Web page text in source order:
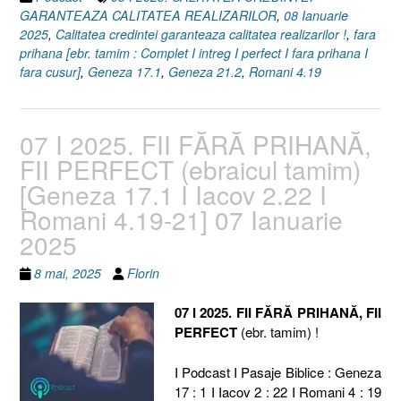
GARANTEAZA CALITATEA REALIZARILOR, 08 Ianuarie
2025, Calitatea credintei garanteaza calitatea realizarilor !, fara
prihana [ebr. tamim : Complet I intreg I perfect I fara prihana I
fara cusur], Geneza 17.1, Geneza 21.2, Romani 4.19
07 I 2025. FII FĂRĂ PRIHANĂ,
FII PERFECT (ebraicul tamim)
[Geneza 17.1 I Iacov 2.22 I
Romani 4.19-21] 07 Ianuarie
2025
8 mai, 2025 Florin
07 I 2025. FII FĂRĂ PRIHANĂ, FII
PERFECT(ebr. tamim) !
I Podcast I Pasaje Biblice : Geneza
17 : 1 I Iacov 2 : 22 I Romani 4 : 19